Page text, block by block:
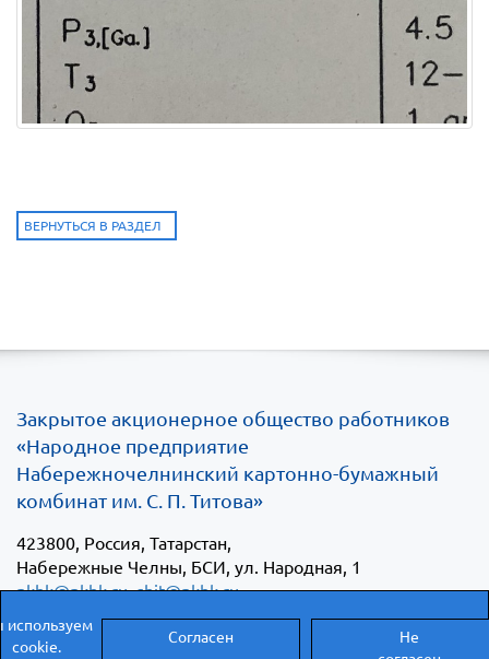
ВЕРНУТЬСЯ В РАЗДЕЛ
Закрытое акционерное общество работников
«Народное предприятие
Набережночелнинский картонно-бумажный
комбинат им. С. П. Титова»
423800 , Россия, Татарстан,
Набережные Челны БСИ, ул. Народная, 1
nkbk@nkbk.ru,sbit@nkbk.ru
cookie.
Согласен
Не